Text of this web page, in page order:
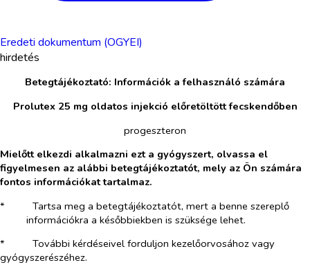
Eredeti dokumentum (OGYEI)
hirdetés
Betegtájékoztató: Információk a felhasználó számára
Prolutex 25 mg oldatos injekció előretöltött fecskendőben
progeszteron
Mielőtt elkezdi alkalmazni ezt a gyógyszert, olvassa el
figyelmesen az alábbi betegtájékoztatót, mely az Ön számára
fontos információkat tartalmaz.
*​
Tartsa meg a betegtájékoztatót, mert a benne szereplő
információkra a későbbiekben is szüksége lehet.
*​
További kérdéseivel forduljon kezelőorvosához vagy
gyógyszerészéhez.